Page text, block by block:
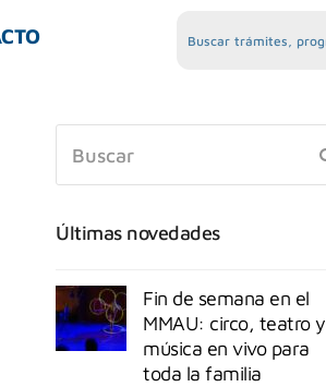
Últimas novedades
Fin de semana en el
MMAU: circo, teatro y
música en vivo para
toda la familia